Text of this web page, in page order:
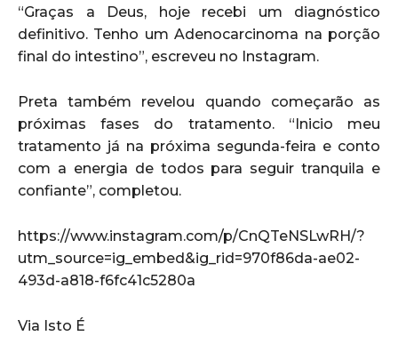
“Graças a Deus, hoje recebi um diagnóstico
definitivo. Tenho um Adenocarcinoma na porção
final do intestino”, escreveu no Instagram.
Preta também revelou quando começarão as
próximas fases do tratamento. “Inicio meu
tratamento já na próxima segunda-feira e conto
com a energia de todos para seguir tranquila e
confiante”, completou.
https://www.instagram.com/p/CnQTeNSLwRH/?
utm_source=ig_embed&ig_rid=970f86da-ae02-
493d-a818-f6fc41c5280a
Via Isto É